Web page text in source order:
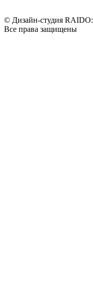
© Дизайн-студия RAIDO:
Все права защищены